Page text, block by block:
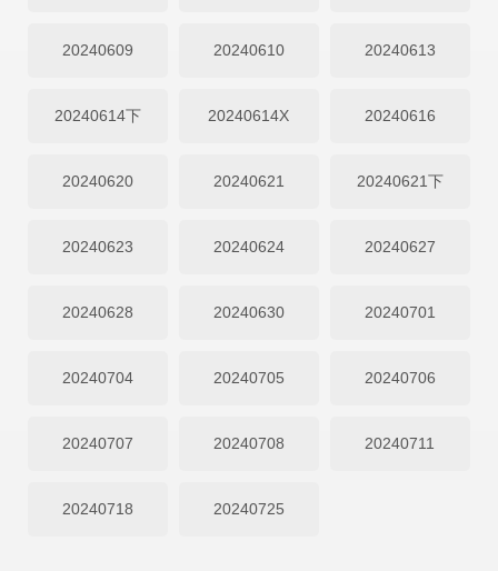
20240609 20240610 20240613
20240614下 20240614X 20240616
20240620 20240621 20240621下
20240623 20240624 20240627
20240628 20240630 20240701
20240704 20240705 20240706
20240707 20240708 20240711
20240718 20240725